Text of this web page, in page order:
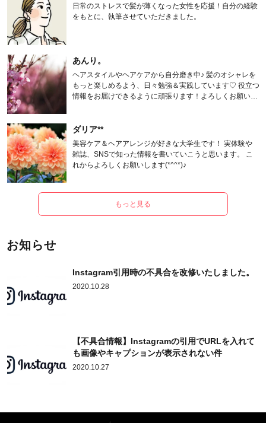
日常のストレスで髪が薄くなった女性を応援！自分の経験
をもとに、執筆させていただきました。
あんり。
ヘアスタイルやヘアケアから自分磨き中♪ 髪のオシャレを
もっと楽しめるよう、日々勉強＆実践しています♡ 役立つ
情報をお届けできるように頑張ります！よろしくお願いし
ダリア**
美容ケア＆ヘアアレンジが好きな大学生です！ 実体験や
雑誌、SNSで知った情報を書いていこうと思います。 こ
れからよろしくお願いします(*^^*)♪
もっと見る
お知らせ
Instagram引用時の不具合を改修いたしました。
2020.10.28
【不具合情報】Instagramの引用でURLを入れて
も画像やキャプションが表示されない件
2020.10.27